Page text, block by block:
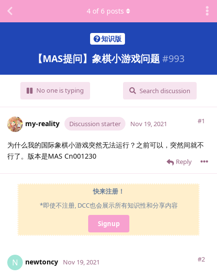
知识版
【MAS提问】象棋小游戏问题 #993
No one is typing Search discussion
4 of 6 posts
my-reality Discussion starter #1
Nov 19, 2021
为什么我的国际象棋小游戏突然无法运行？之前可以，突然间就不
行了。版本是MAS Cn001230
Reply
快来注册！
*即使不注册, DCC也会展示所有知识性和分享内容
Signup
N newtoncy #2
Nov 19, 2021